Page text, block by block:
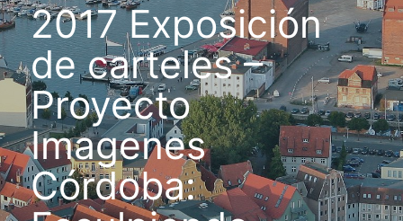
2017 Exposición
de carteles –
Proyecto
Imagenes
Córdoba: